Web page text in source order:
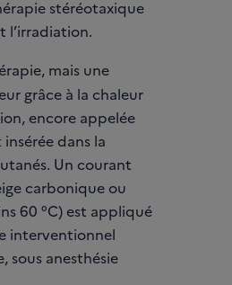
stéréotaxique
l’irradiation.
mais une
grâce à la chaleur
encore appelée
dans la
Un courant
carbonique ou
60 °C) est appliqué
interventionnel
sous anesthésie